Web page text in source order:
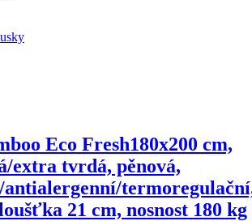
Eco Fresh180x200 cm,
extra tvrdá, pěnová,
antialergenní/
21 cm, nosnost 180 kg